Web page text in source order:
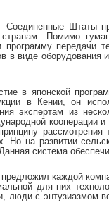
Соединенные Штаты
Помимо
передачи
виде оборудования
в японской
в Кении, он
экспертам из
кооперации
на развитии
система
каждой
для них
люди с энтузиазмом